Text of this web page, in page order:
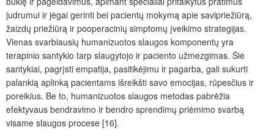
judrumui ir jėgai gerinti bei pacientų mokymą apie savipriežiūrą,
žaizdų priežiūrą ir pooperacinių simptomų įveikimo strategijas.
Vienas svarbiausių humanizuotos slaugos komponentų yra
terapinio santykio tarp slaugytojo ir paciento užmezgimas. Šie
santykiai, pagrįsti empatija, pasitikėjimu ir pagarba, gali sukurti
palankią aplinką pacientams išreikšti savo emocijas, rūpesčius ir
poreikius. Be to, humanizuotos slaugos metodas pabrėžia
efektyvaus bendravimo ir bendro sprendimų priėmimo svarbą
visame slaugos procese [16].